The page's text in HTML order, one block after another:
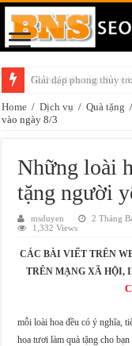
Giải đáp phong thủy
Những điều cần chú ý
Home / Dịch vụ / Quà tặng /
vào ngày 8/3
Những loài
tặng người
msduyen 2 Tháng
1,332 Views
CÁC BÀI VIẾT TRÊN
TRÊN MẠNG XÃ HỘI,
mỗi loài hoa đều có ý nghĩa,
hoa tươi làm quà tặng cho